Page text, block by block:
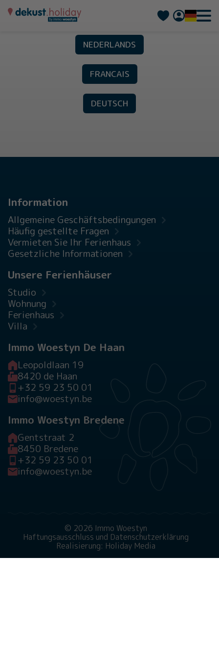
Français
NEDERLANDS
FRANCAIS
DEUTSCH
Information
Allgemeine Geschäftsbedingungen
Häufig gestellte Fragen
Vermieten Sie Ihr Ferienhaus
Gesetzliche Informationen
Unsere Ferienhäuser
Studio
Wohnung
Ferienhaus
Villa
Immo Woestyn De Haan
Leopoldlaan 19
8420 de Haan
+32 59 23 50 01
info@woestyn.be
Immo Woestyn Bredene
Gentstraat 2
8450 Bredene
+32 59 23 50 01
info@woestyn.be
© 2026 Immo Woestyn
Haftungsausschluss und Datenschutzerklärung
Realisierung: Holiday Media